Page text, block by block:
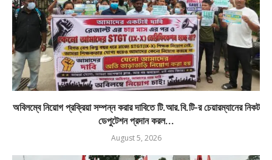
অবিলম্বে নিয়োগ প্রক্রিয়া সম্পন্ন করার দাবিতে টি.আর.বি.টি-র চেয়ারম্যানের নিকট
ডেপুটেশন প্রদান করল...
August 5, 2026